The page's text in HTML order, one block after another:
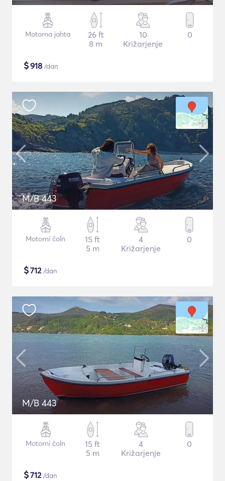
Motorna jahta
26 ft
8 m
10
Križarjenje
0
$918 /dan
M/B 443
Motorni čoln
15 ft
5 m
4
Križarjenje
0
$712/dan
M/B 443
Motorni čoln
15 ft
5 m
4
Križarjenje
0
$712/dan